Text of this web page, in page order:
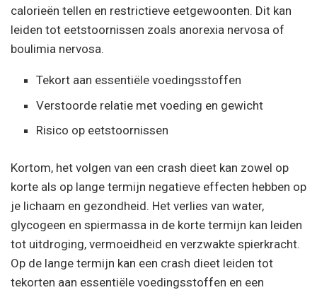
calorieën tellen en restrictieve eetgewoonten. Dit kan
leiden tot eetstoornissen zoals anorexia nervosa of
boulimia nervosa.
Tekort aan essentiële voedingsstoffen
Verstoorde relatie met voeding en gewicht
Risico op eetstoornissen
Kortom, het volgen van een crash dieet kan zowel op
korte als op lange termijn negatieve effecten hebben op
je lichaam en gezondheid. Het verlies van water,
glycogeen en spiermassa in de korte termijn kan leiden
tot uitdroging, vermoeidheid en verzwakte spierkracht.
Op de lange termijn kan een crash dieet leiden tot
tekorten aan essentiële voedingsstoffen en een